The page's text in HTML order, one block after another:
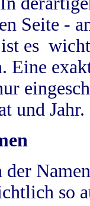
Seite -
es
Eine
und Jahr.
der
so